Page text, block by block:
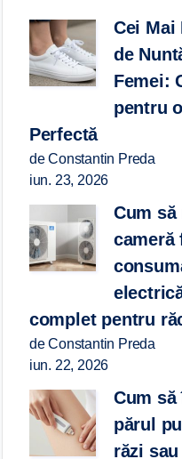
Cei Mai
de
Femei:
pentru
Perfectă
de Constantin Preda
iun. 23, 2026
Cum
cameră
complet pentru
de Constantin Preda
iun. 22, 2026
Cum să
părul
răzi